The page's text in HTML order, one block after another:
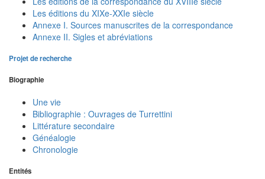
Les éditions du XIXe-XXIe siècle
Annexe I. Sources manuscrites de la correspondance
Annexe II. Sigles et abréviations
Projet de recherche
Biographie
Une vie
Bibliographie : Ouvrages de Turrettini
Littérature secondaire
Généalogie
Chronologie
Entités